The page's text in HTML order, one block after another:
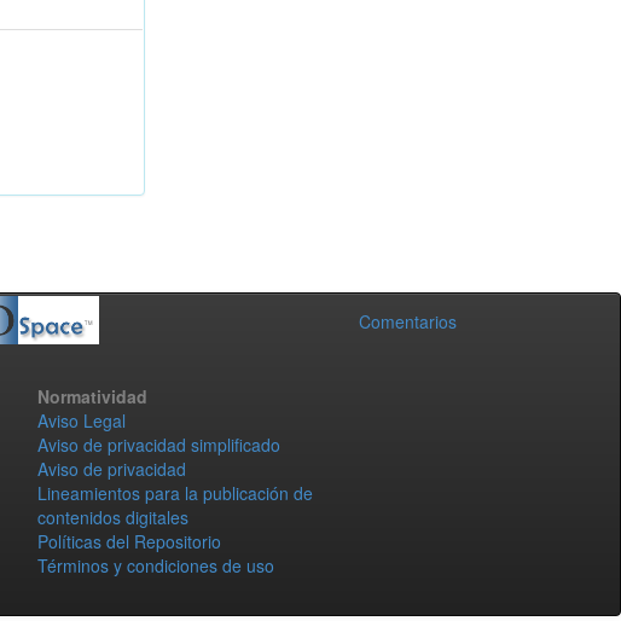
Comentarios
Normatividad
Aviso Legal
Aviso de privacidad simplificado
Aviso de privacidad
Lineamientos para la publicación de
contenidos digitales
Políticas del Repositorio
Términos y condiciones de uso